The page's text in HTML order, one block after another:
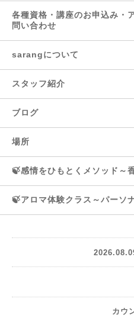
各種資格・講座のお申込み・
問い合わせ
sarangについて
スタッフ紹介
ブログ
場所
🍃感情をひもとくメソッド～
🍃アロマ体験クラス～パーソ
カウ